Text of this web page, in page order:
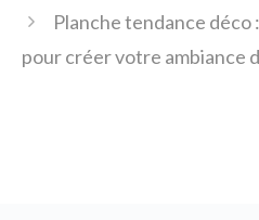
Planche tendance déco
pour créer votre ambiance